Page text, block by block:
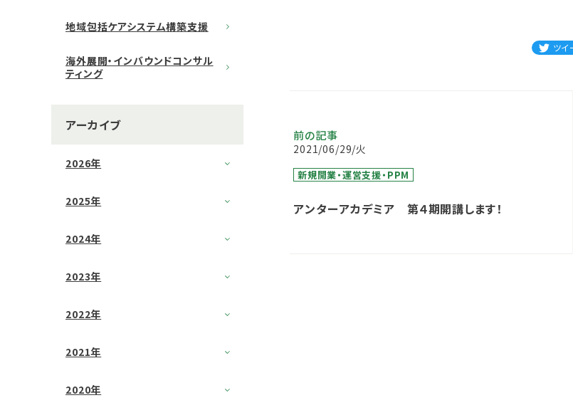
地域包括ケアシステム構築支援
海外展開・インバウンドコンサル
ティング
アーカイブ
2026年
2025年
2024年
2023年
2022年
2021年
2020年
ツイ
前の記事
2021/06/29/火
新規開業・運営支援・PPM
アンターアカデミア 第４期開講します！